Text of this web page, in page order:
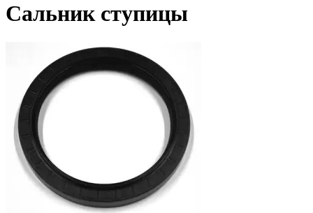
Сальник ступицы